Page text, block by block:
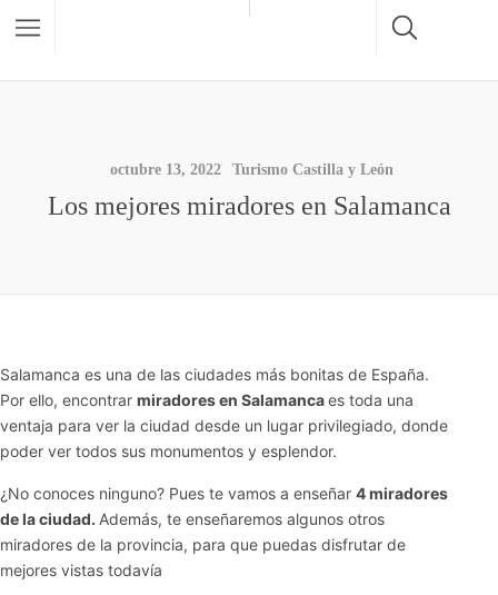
octubre 13, 2022 Turismo Castilla y León
Los mejores miradores en Salamanca
Salamanca es una de las ciudades más bonitas de España.
Por ello, encontrar miradores en Salamancaes toda una
ventaja para ver la ciudad desde un lugar privilegiado, donde
poder ver todos sus monumentos y esplendor.
¿No conoces ninguno? Pues te vamos a enseñar 4 miradores
de la ciudad. Además, te enseñaremos algunos otros
miradores de la provincia, para que puedas disfrutar de
mejores vistas todavía